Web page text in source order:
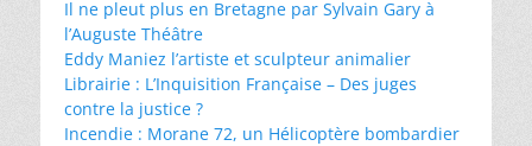
Il ne pleut plus en Bretagne par Sylvain Gary à
l’Auguste Théâtre
Eddy Maniez l’artiste et sculpteur animalier
Librairie : L’Inquisition Française – Des juges
contre la justice ?
Incendie : Morane 72, un Hélicoptère bombardier